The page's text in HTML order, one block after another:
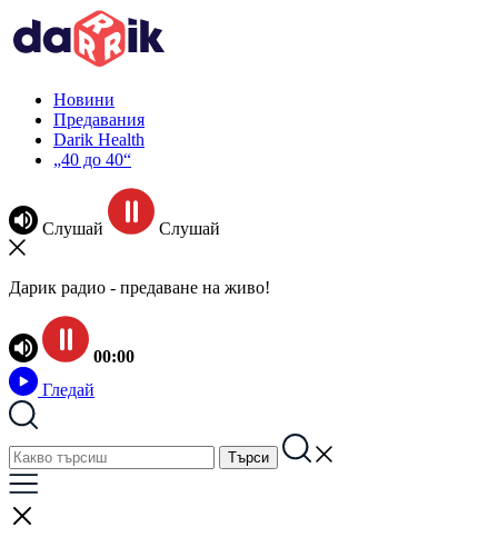
Новини
Предавания
Darik Health
„40 до 40“
Слушай Слушай
Дарик радио - предаване на живо!
00:00
Гледай